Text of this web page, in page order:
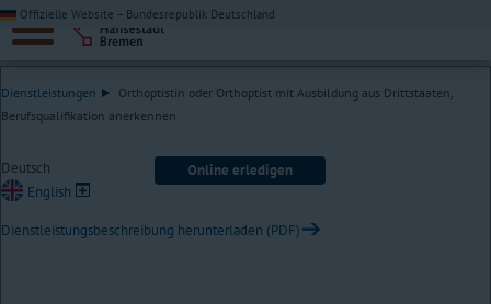
Offizielle Website – Bundesrepublik Deutschland
Dienstleistungen
Orthoptistin oder Orthoptist mit Ausbildung aus Drittstaaten,
Berufsqualifikation anerkennen
Online erledigen
Deutsch
English
Dienstleistungsbeschreibung herunterladen (PDF)